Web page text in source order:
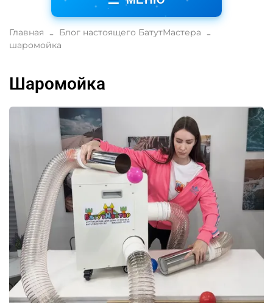
Главная
Блог настоящего БатутМастера
шаромойка
шаромойка